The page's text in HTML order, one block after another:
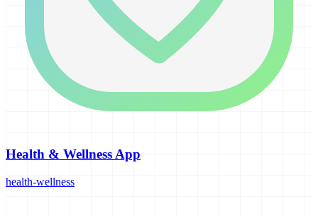
Health & Wellness App
health-wellness